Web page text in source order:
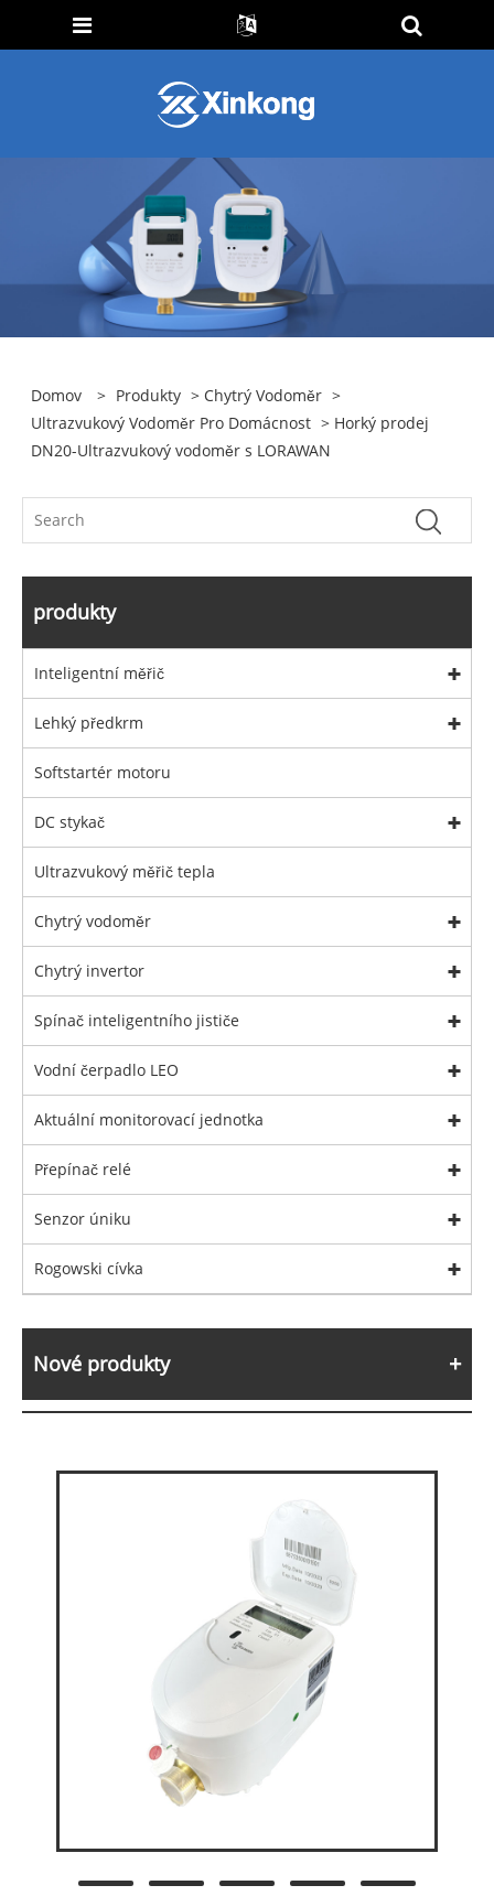
Domov > Produkty > Chytrý Vodoměr >
Ultrazvukový Vodoměr Pro Domácnost > Horký prodej
DN20-Ultrazvukový vodoměr s LORAWAN
produkty
Inteligentní měřič
Lehký předkrm
Softstartér motoru
DC stykač
Ultrazvukový měřič tepla
Chytrý vodoměr
Chytrý invertor
Spínač inteligentního jističe
Vodní čerpadlo LEO
Aktuální monitorovací jednotka
Přepínač relé
Senzor úniku
Rogowski cívka
Nové produkty